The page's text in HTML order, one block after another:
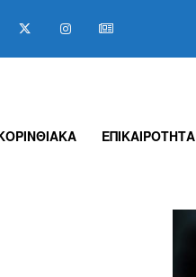
ΕΠΙΚΑΙΡΟΤΗΤΑ